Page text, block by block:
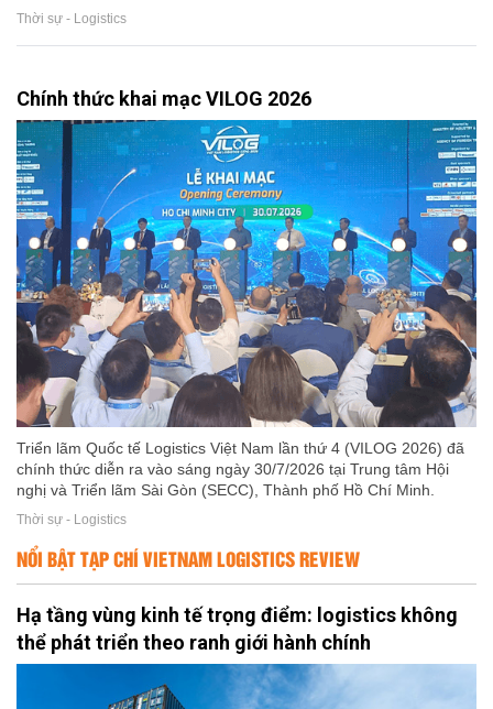
Thời sự - Logistics
Chính thức khai mạc VILOG 2026
Triển lãm Quốc tế Logistics Việt Nam lần thứ 4 (VILOG 2026) đã
chính thức diễn ra vào sáng ngày 30/7/2026 tại Trung tâm Hội
nghị và Triển lãm Sài Gòn (SECC), Thành phố Hồ Chí Minh.
Thời sự - Logistics
NỔI BẬT TẠP CHÍ VIETNAM LOGISTICS REVIEW
Hạ tầng vùng kinh tế trọng điểm: logistics không
thể phát triển theo ranh giới hành chính